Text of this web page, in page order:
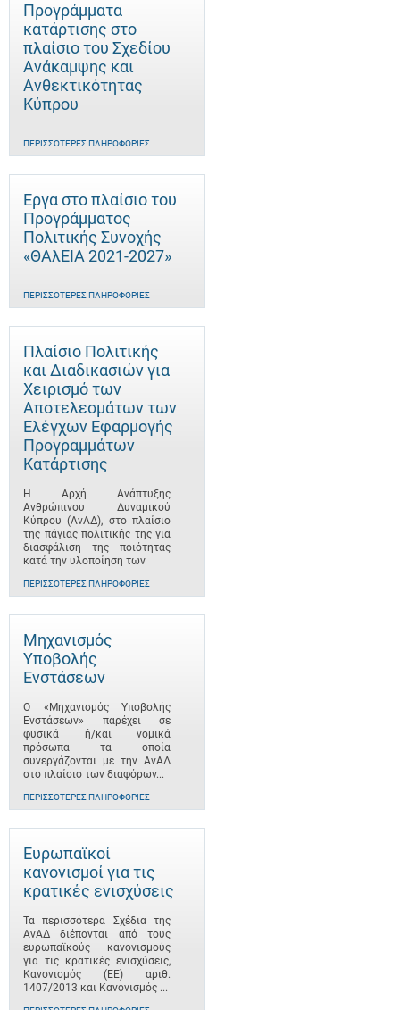
Προγράμματα
κατάρτισης στο
πλαίσιο του Σχεδίου
Ανάκαμψης και
Ανθεκτικότητας
Κύπρου
ΠΕΡΙΣΣΌΤΕΡΕΣ ΠΛΗΡΟΦΟΡΊΕΣ
Έργα στο πλαίσιο του
Προγράμματος
Πολιτικής Συνοχής
«ΘΑλΕΙΑ 2021-2027»
ΠΕΡΙΣΣΌΤΕΡΕΣ ΠΛΗΡΟΦΟΡΊΕΣ
Πλαίσιο Πολιτικής
και Διαδικασιών για
Χειρισμό των
Αποτελεσμάτων των
Ελέγχων Εφαρμογής
Προγραμμάτων
Κατάρτισης
Η Αρχή Ανάπτυξης
Ανθρώπινου Δυναμικού
Κύπρου (ΑνΑΔ), στο πλαίσιο
της πάγιας πολιτικής της για
διασφάλιση της ποιότητας
κατά την υλοποίηση των
ΠΕΡΙΣΣΌΤΕΡΕΣ ΠΛΗΡΟΦΟΡΊΕΣ
Μηχανισμός
Υποβολής
Ενστάσεων
Ο «Μηχανισμός Υποβολής
Ενστάσεων» παρέχει σε
φυσικά ή/και νομικά
πρόσωπα τα οποία
συνεργάζονται με την ΑνΑΔ
στο πλαίσιο των διαφόρων...
ΠΕΡΙΣΣΌΤΕΡΕΣ ΠΛΗΡΟΦΟΡΊΕΣ
Ευρωπαϊκοί
κανονισμοί για τις
κρατικές ενισχύσεις
Τα περισσότερα Σχέδια της
ΑνΑΔ διέπονται από τους
ευρωπαϊκούς κανονισμούς
για τις κρατικές ενισχύσεις,
Κανονισμός (ΕΕ) αριθ.
1407/2013 και Κανονισμός ...